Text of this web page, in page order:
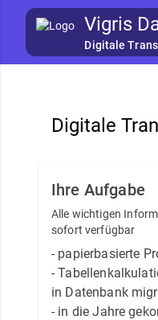
Vigris
Digitale
Digitale
Ihre Aufgabe
Alle wichtigen
sofort verfügbar
- papierbasierte
-
in Datenbank
- in die Jahre